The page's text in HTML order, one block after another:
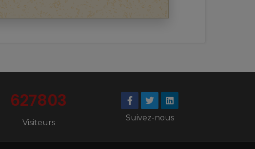
627803
Visiteurs
Suivez-nous